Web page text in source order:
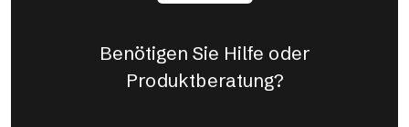
Benötigen Sie Hilfe oder
Produktberatung?